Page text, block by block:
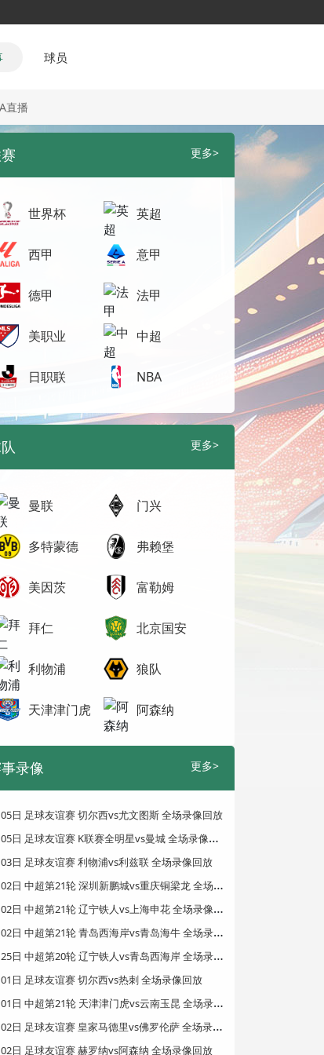
球员
直播
更多>
世界杯 英超
西甲 意甲
德甲 法甲
美职业 中超
日职联 NBA
更多>
曼联 门兴
多特蒙德 弗赖堡
美因茨 富勒姆
拜仁 北京国安
利物浦 狼队
天津津门虎 阿森纳
录像 更多>
日 足球友谊赛 切尔西vs尤文图斯 全场录像回放
0
8月05日 足球友谊赛 K联赛全明星vs曼城 全场录像回放
日 足球友谊赛 利物浦vs利兹联 全场录像回放
0
8月02日 中超第21轮 深圳新鹏城vs重庆铜梁龙 全场录像回放
0
8月02日 中超第21轮 辽宁铁人vs上海申花 全场录像回放
0
8月02日 中超第21轮 青岛西海岸vs青岛海牛 全场录像回放
0
7月25日 中超第20轮 辽宁铁人vs青岛西海岸 全场录像回放
日 足球友谊赛 切尔西vs热刺 全场录像回放
0
8月01日 中超第21轮 天津津门虎vs云南玉昆 全场录像回放
0
8月02日 足球友谊赛 皇家马德里vs佛罗伦萨 全场录像回放
日 足球友谊赛 赫罗纳vs阿森纳 全场录像回放